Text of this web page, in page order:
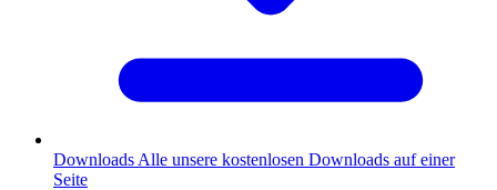
Downloads Alle unsere kostenlosen Downloads auf einer
Seite